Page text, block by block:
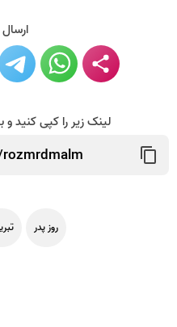
لینک زیر را کپی کنید و
روز پدر